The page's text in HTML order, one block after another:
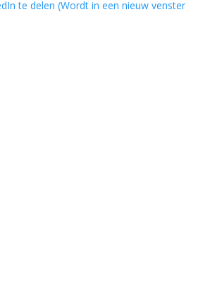
te delen (Wordt in een nieuw venster